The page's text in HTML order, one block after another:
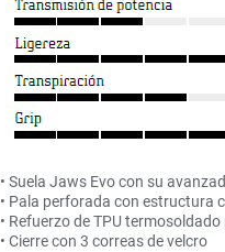
• Suela Jaws Evo con su
• Pala perforada con estructura
• Refuerzo de TPU
• Cierre con 3 correas de velcro